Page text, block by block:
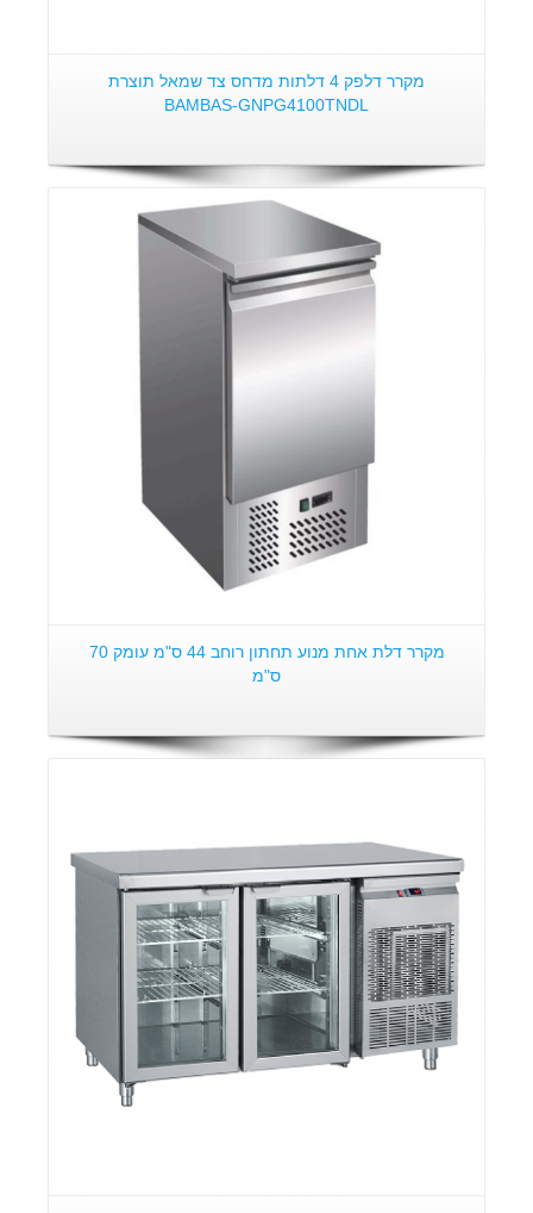
מקרר דלפק 4 דלתות מדחס צד שמאל תוצרת
BAMBAS-GNPG4100TNDL
פרטים:
מקרר דלת אחת מנוע תחתון רוחב 44 ס"מ עומק 70
ס"מ
פרטים: